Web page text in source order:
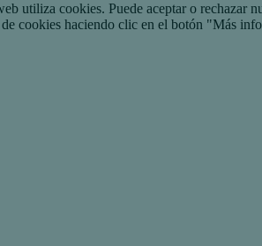
utiliza cookies. Puede aceptar o rechazar
cookies haciendo clic en el botón "Más